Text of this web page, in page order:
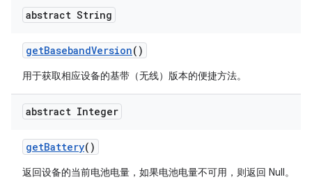
abstract String
getBasebandVersion()
用于获取相应设备的基带（无线）版本的便捷方法。
abstract Integer
getBattery()
返回设备的当前电池电量，如果电池电量不可用，则返回 Null。